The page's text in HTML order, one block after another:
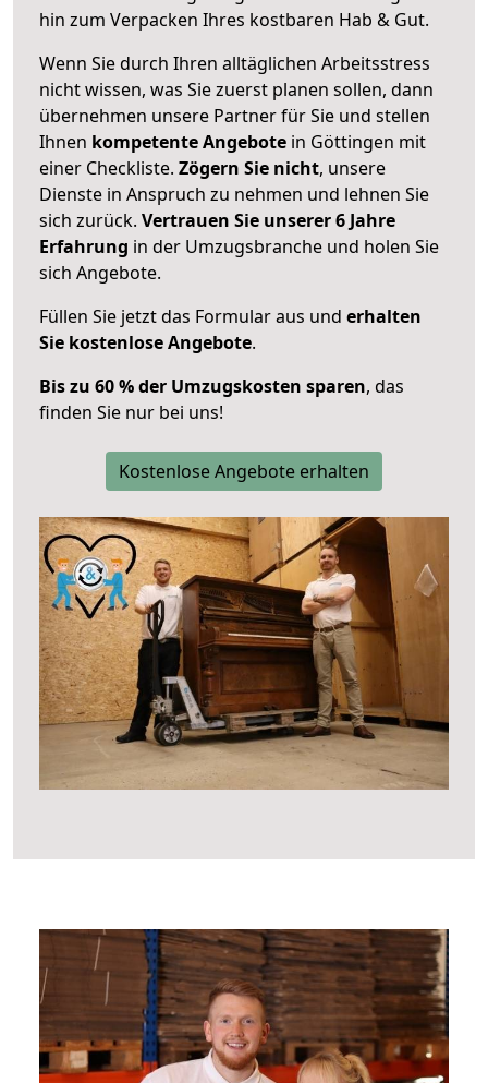
hin zum Verpacken Ihres kostbaren Hab & Gut.
Wenn Sie durch Ihren alltäglichen Arbeitsstress
nicht wissen, was Sie zuerst planen sollen, dann
übernehmen unsere Partner für Sie und stellen
Ihnen kompetente Angebote in Göttingen mit
einer Checkliste. Zögern Sie nicht, unsere
Dienste in Anspruch zu nehmen und lehnen Sie
sich zurück. Vertrauen Sie unserer 6 Jahre
Erfahrung in der Umzugsbranche und holen Sie
sich Angebote.
Füllen Sie jetzt das Formular aus und erhalten
Sie kostenlose Angebote.
Bis zu 60 % der Umzugskosten sparen, das
finden Sie nur bei uns!
Kostenlose Angebote erhalten